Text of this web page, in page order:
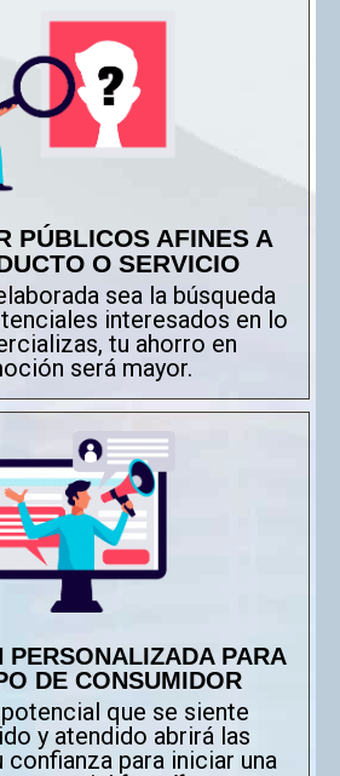
PÚBLICOS AFINES A
O SERVICIO
sea la búsqueda
interesados en lo
tu ahorro en
será mayor.
PERSONALIZADA PARA
DE CONSUMIDOR
que se siente
y atendido abrirá las
confianza para iniciar una